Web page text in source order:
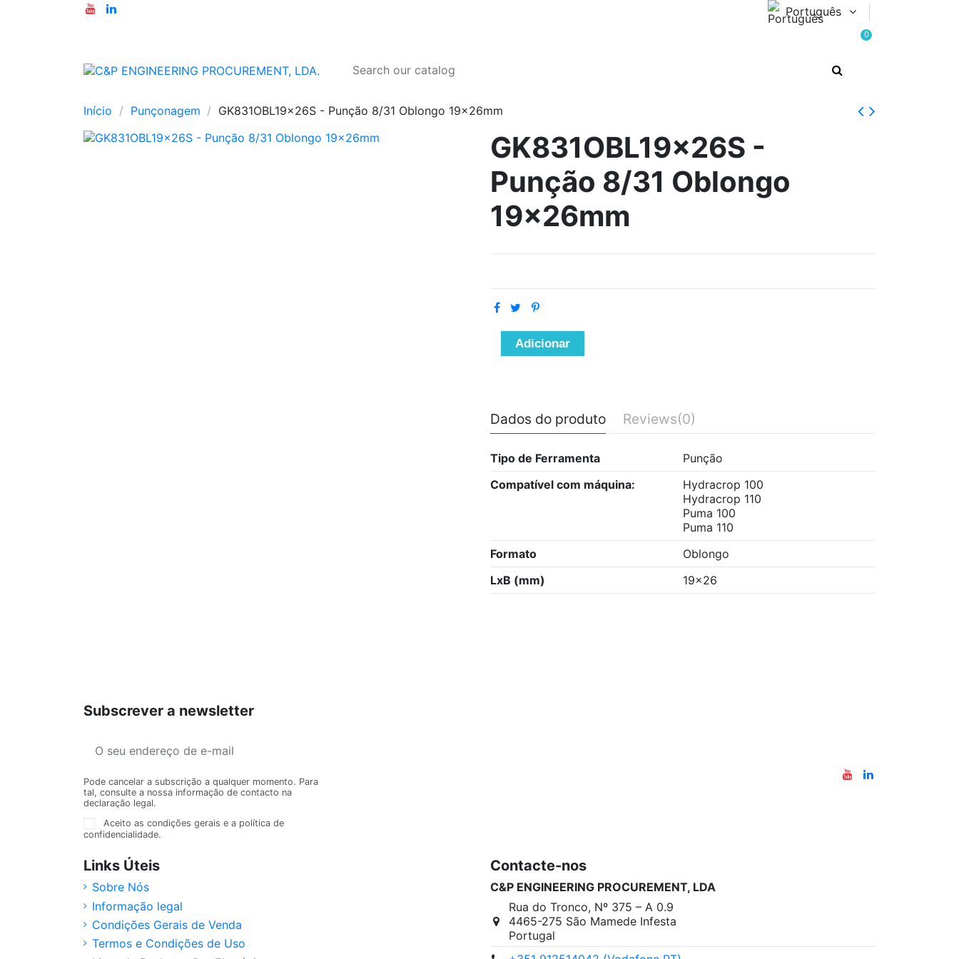
Português
0
Início Punçonagem GK831OBL19x26S - Punção 8/31 Oblongo 19x26mm
GK831OBL19x26S -
Punção 8/31 Oblongo
19x26mm
Adicionar
Dados do produto Reviews(0)
Tipo de Ferramenta
Punção
Compatível com máquina:
Hydracrop 100
Hydracrop 110
Puma 100
Puma 110
Formato
Oblongo
LxB (mm)
19x26
Subscrever a newsletter
Pode cancelar a subscrição a qualquer momento. Para
tal, consulte a nossa informação de contacto na
declaração legal.
Aceito as condições gerais e a política de
confidencialidade.
Links Úteis
Sobre Nós
Informação legal
Condições Gerais de Venda
Termos e Condições de Uso
Contacte-nos
C&P ENGINEERING PROCUREMENT, LDA
Rua do Tronco, Nº 375 – A 0.9
4465-275 São Mamede Infesta
Portugal